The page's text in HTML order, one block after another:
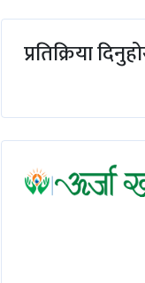
प्रतिक्रिया